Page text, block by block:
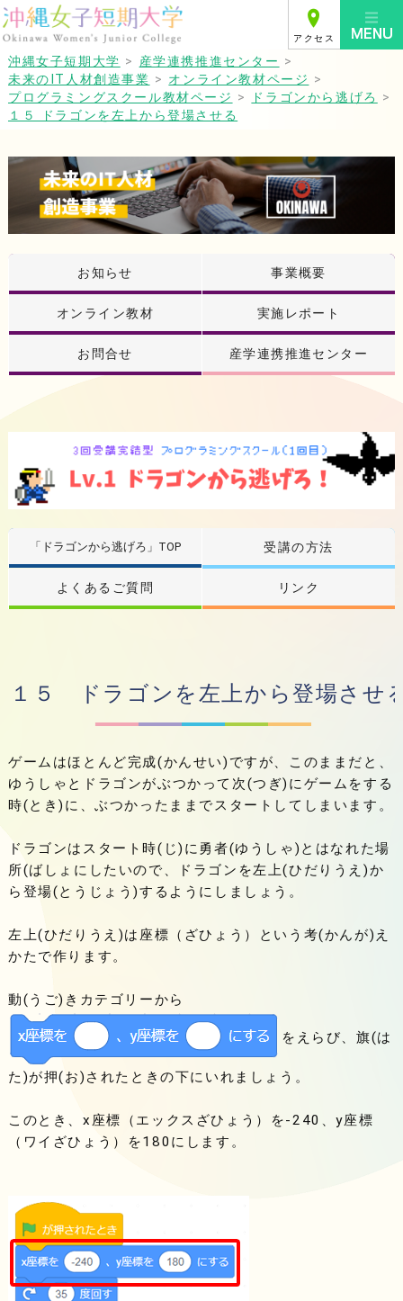
アクセス
沖縄女子短期大学 > 産学連携推進センター >
未来のIT人材創造事業 > オンライン教材ページ >
プログラミングスクール教材ページ > ドラゴンから逃げろ >
１５ ドラゴンを左上から登場させる
お知らせ 事業概要
オンライン教材 実施レポート
お問合せ 産学連携推進センター
「ドラゴンから逃げろ」TOP 受講の方法
よくあるご質問 リンク
１５ ドラゴンを左上から登場させ
ゲームはほとんど完成(かんせい)ですが、このままだと、
ゆうしゃとドラゴンがぶつかって次(つぎ)にゲームをする
時(とき)に、ぶつかったままでスタートしてしまいます。
ドラゴンはスタート時(じ)に勇者(ゆうしゃ)とはなれた場
所(ばしょにしたいので、ドラゴンを左上(ひだりうえ)か
ら登場(とうじょう)するようにしましょう。
左上(ひだりうえ)は座標（ざひょう）という考(かんが)え
かたで作ります。
動(うご)きカテゴリーから
をえらび、旗(は
た)が押(お)されたときの下にいれましょう。
このとき、x座標（エックスざひょう）を-240、y座標
（ワイざひょう）を180にします。